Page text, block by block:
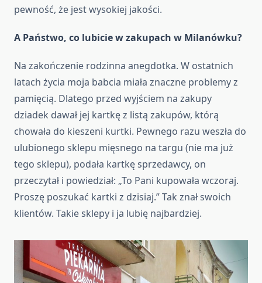
pewność, że jest wysokiej jakości.
A Państwo, co lubicie w zakupach w Milanówku?
Na zakończenie rodzinna anegdotka. W ostatnich
latach życia moja babcia miała znaczne problemy z
pamięcią. Dlatego przed wyjściem na zakupy
dziadek dawał jej kartkę z listą zakupów, którą
chowała do kieszeni kurtki. Pewnego razu weszła do
ulubionego sklepu mięsnego na targu (nie ma już
tego sklepu), podała kartkę sprzedawcy, on
przeczytał i powiedział: „To Pani kupowała wczoraj.
Proszę poszukać kartki z dzisiaj.” Tak znał swoich
klientów. Takie sklepy i ja lubię najbardziej.